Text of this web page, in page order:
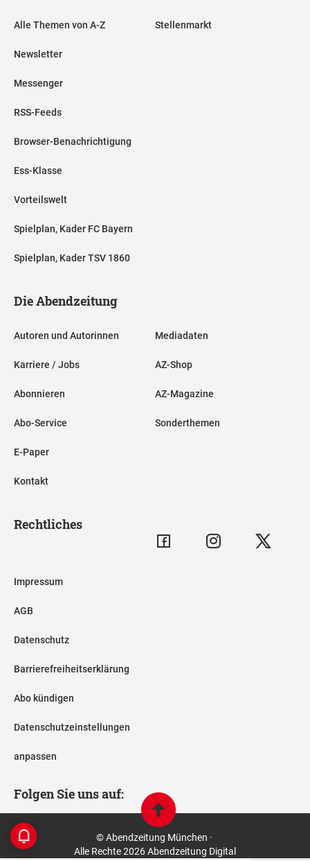
Alle Themen von A-Z
Newsletter
Messenger
RSS-Feeds
Browser-Benachrichtigung
Ess-Klasse
Vorteilswelt
Spielplan, Kader FC Bayern
Spielplan, Kader TSV 1860
Stellenmarkt
Die Abendzeitung
Autoren und Autorinnen
Karriere / Jobs
Abonnieren
Abo-Service
E-Paper
Kontakt
Mediadaten
AZ-Shop
AZ-Magazine
Sonderthemen
Rechtliches
Impressum
AGB
Datenschutz
Barrierefreiheitserklärung
Abo kündigen
Datenschutzeinstellungen
anpassen
Folgen Sie uns auf:
© Abendzeitung München ·
Alle Rechte 2026 Abendzeitung Digital